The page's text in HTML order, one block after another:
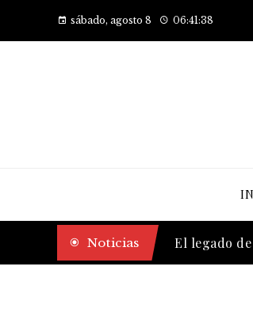
sábado, agosto 8 06:41:39
Noticias El legado